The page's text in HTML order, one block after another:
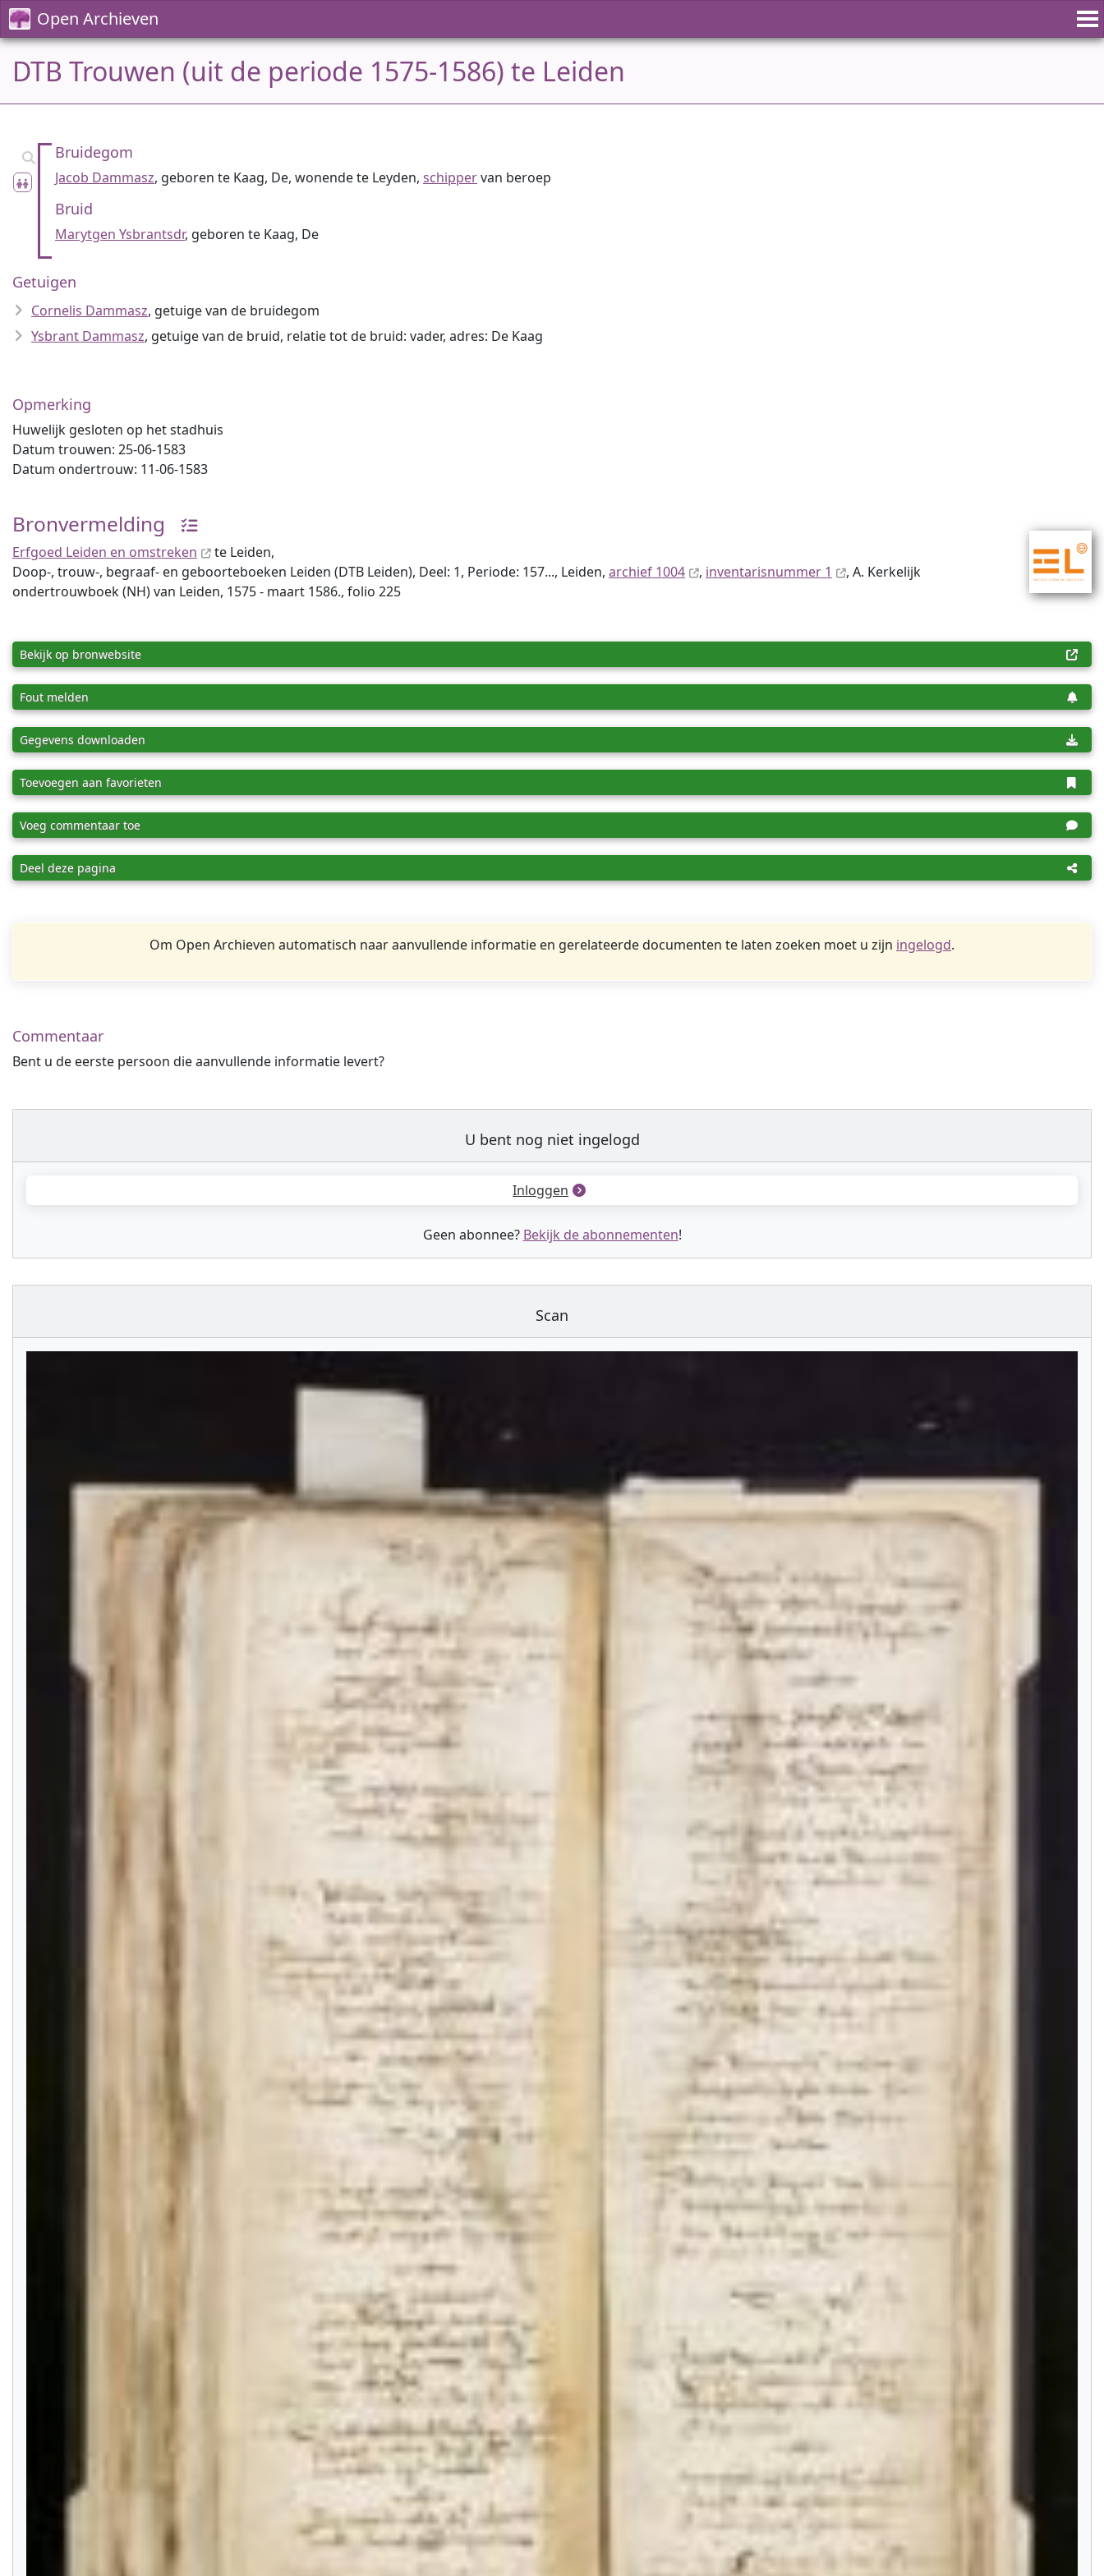
Open Archieven
DTB Trouwen (uit de periode 1575-1586) te Leiden
Bruidegom
Jacob Dammasz, geboren te Kaag, De, wonende te Leyden, schippervan beroep
Bruid
Marytgen Ysbrantsdr, geboren te Kaag, De
Getuigen
Cornelis Dammasz, getuige van de bruidegom
Ysbrant Dammasz, getuige van de bruid, relatie tot de bruid: vader, adres: De Kaag
Opmerking
Huwelijk gesloten op het stadhuis
Datum trouwen: 25-06-1583
Datum ondertrouw: 11-06-1583
Bronvermelding
Erfgoed Leiden en omstreken
te Leiden,
Doop-, trouw-, begraaf- en geboorteboeken Leiden (DTB Leiden), Deel: 1, Periode: 157..., Leiden, archief 1004 , inventaris­num­mer 1
, A. Kerkelijk
ondertrouwboek (NH) van Leiden, 1575 - maart 1586., folio 225
Bekijk op bronwebsite
Fout melden
Gegevens downloaden
Toevoegen aan favorieten
Voeg commentaar toe
Deel deze pagina
Om Open Archieven automatisch naar aanvullende informatie en gerelateerde documenten te laten zoeken moet u zijn ingelogd.
Commentaar
Bent u de eerste persoon die aanvullende informatie levert?
U bent nog niet ingelogd
Inloggen
Geen abonnee? Bekijk de abonnementen!
Scan